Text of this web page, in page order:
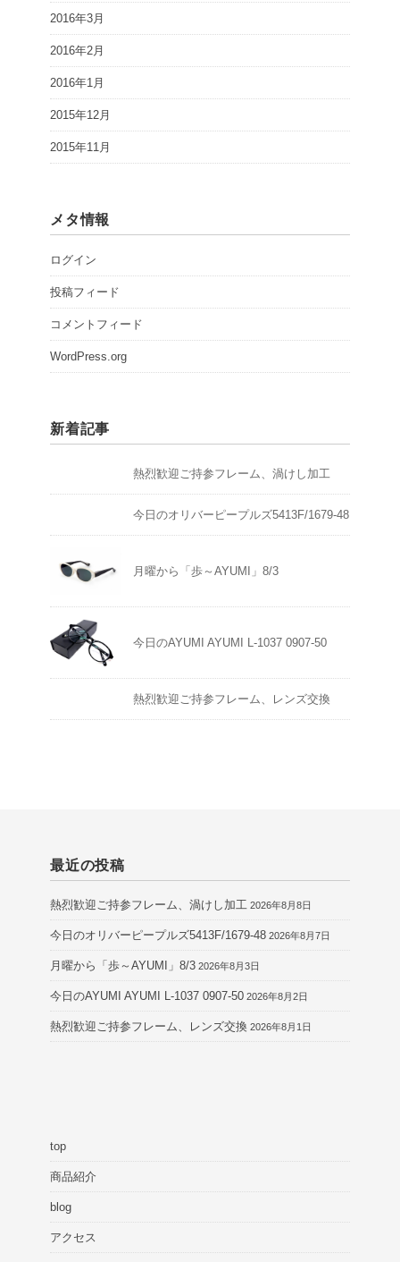
2016年3月
2016年2月
2016年1月
2015年12月
2015年11月
メタ情報
ログイン
投稿フィード
コメントフィード
WordPress.org
新着記事
熱烈歓迎ご持参フレーム、渦けし加工
今日のオリバーピープルズ5413F/1679-48
月曜から「歩～AYUMI」8/3
今日のAYUMI AYUMI L-1037 0907-50
熱烈歓迎ご持参フレーム、レンズ交換
最近の投稿
熱烈歓迎ご持参フレーム、渦けし加工 2026年8月8日
今日のオリバーピープルズ5413F/1679-48 2026年8月7日
月曜から「歩～AYUMI」8/3 2026年8月3日
今日のAYUMI AYUMI L-1037 0907-50 2026年8月2日
熱烈歓迎ご持参フレーム、レンズ交換 2026年8月1日
top
商品紹介
blog
アクセス